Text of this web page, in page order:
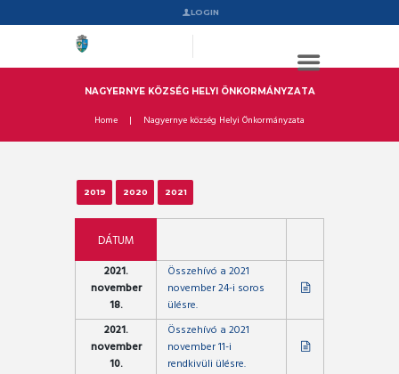
LOGIN
NAGYERNYE KÖZSÉG HELYI ÖNKORMÁNYZATA
Home Nagyernye község Helyi Önkormányzata
2019 2020 2021
DÁTUM
2021.
november
18.
Összehívó a 2021
november 24-i soros
ülésre.
2021.
november
10.
Összehívó a 2021
november 11-i
rendkivüli ülésre.